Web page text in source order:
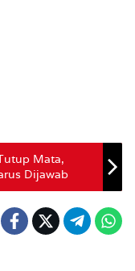
Mata,
Dijawab